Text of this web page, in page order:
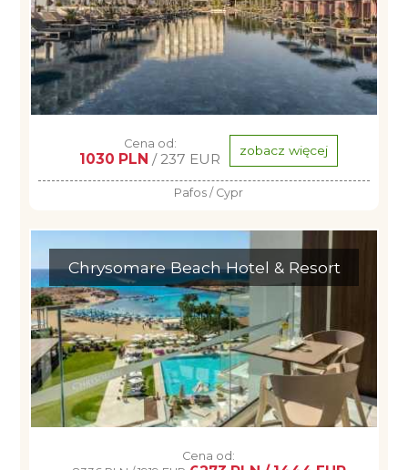
Cena od:
1030 PLN / 237 EUR zobacz więcej
Pafos / Cypr
Chrysomare Beach Hotel & Resort
Cena od: